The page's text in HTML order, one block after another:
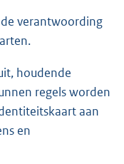
verantwoording
houdende
regels worden
aan
en